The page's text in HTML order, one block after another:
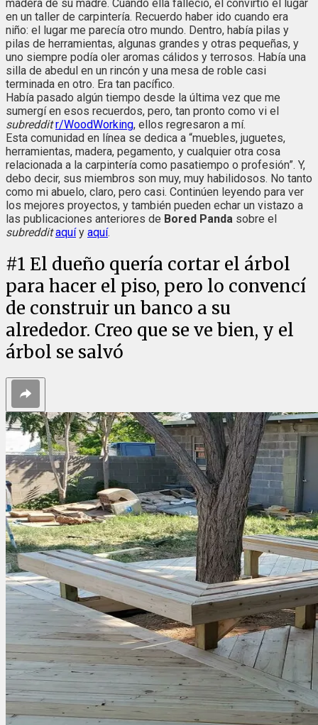
madera de su madre. Cuando ella falleció, él convirtió el lugar
en un taller de carpintería. Recuerdo haber ido cuando era
niño: el lugar me parecía otro mundo. Dentro, había pilas y
pilas de herramientas, algunas grandes y otras pequeñas, y
uno siempre podía oler aromas cálidos y terrosos. Había una
silla de abedul en un rincón y una mesa de roble casi
terminada en otro. Era tan pacífico.
Había pasado algún tiempo desde la última vez que me
sumergí en esos recuerdos, pero, tan pronto como vi el
subreddit r/WoodWorking, ellos regresaron a mí.
Esta comunidad en línea se dedica a “muebles, juguetes,
herramientas, madera, pegamento, y cualquier otra cosa
relacionada a la carpintería como pasatiempo o profesión”. Y,
debo decir, sus miembros son muy, muy habilidosos. No tanto
como mi abuelo, claro, pero casi. Continúen leyendo para ver
los mejores proyectos, y también pueden echar un vistazo a
las publicaciones anteriores de Bored Panda sobre el
subreddit aquíy aquí.
#1 El dueño quería cortar el árbol
para hacer el piso, pero lo convencí
de construir un banco a su
alrededor. Creo que se ve bien, y el
árbol se salvó